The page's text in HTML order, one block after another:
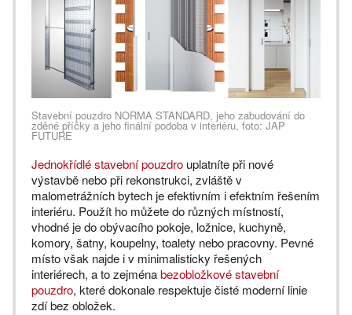
Stavební pouzdro NORMA STANDARD, jeho zabudování do
zděné příčky a jeho finální podoba v interiéru, foto: JAP
FUTURE
Jednokřídlé stavební pouzdro uplatníte při nové
výstavbě nebo při rekonstrukci, zvláště v
malometrážních bytech je efektivním i efektním řešením
interiéru. Použít ho můžete do různých místností,
vhodné je do obývacího pokoje, ložnice, kuchyně,
komory, šatny, koupelny, toalety nebo pracovny. Pevné
místo však najde i v minimalisticky řešených
interiérech, a to zejménabezobložkové stavební
pouzdro, které dokonale respektuje čisté moderní linie
zdí bez obložek.